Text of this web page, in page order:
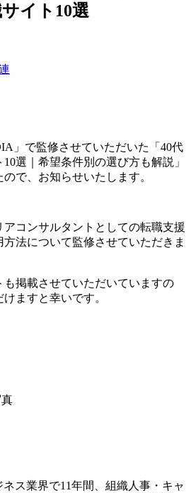
イト10選
」で監修させていただいた
「40代
選｜希望条件別の選び方も解説」
で、お知らせいたします。
コンサルタントとしての転職支援
法について監修させていただきま
掲載させていただいていますの
ますと幸いです。
ス業界で11年間、組織人事・キャ